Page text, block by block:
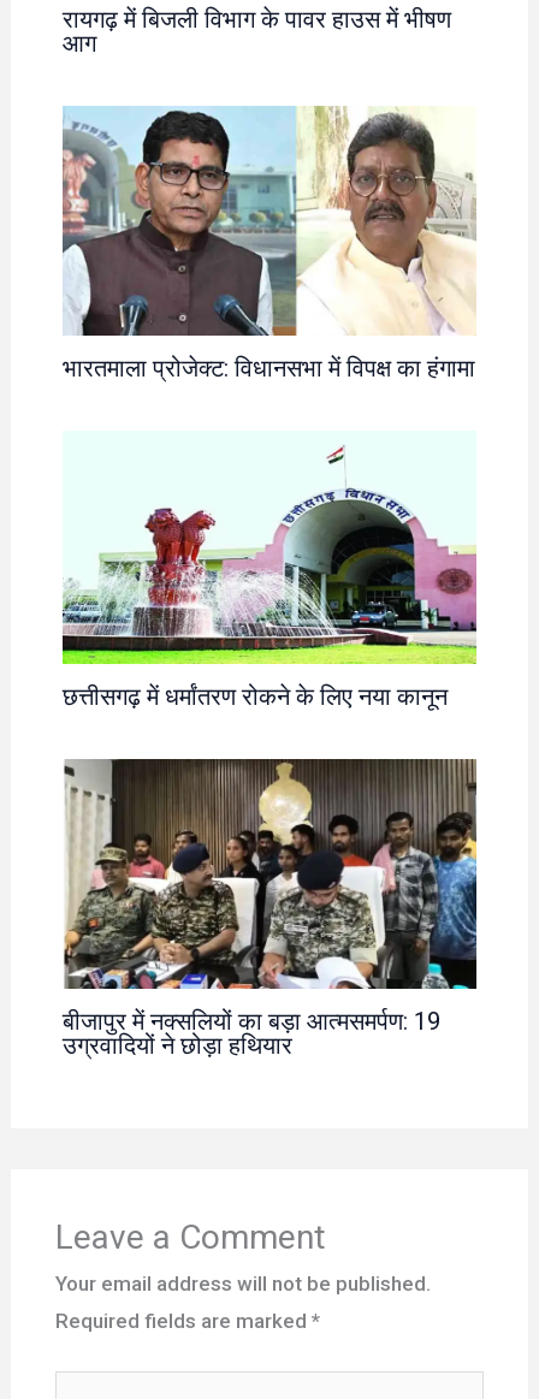
रायगढ़ में बिजली विभाग के पावर हाउस में भीषण
आग
भारतमाला प्रोजेक्ट: विधानसभा में विपक्ष का हंगामा
छत्तीसगढ़ में धर्मांतरण रोकने के लिए नया कानून
बीजापुर में नक्सलियों का बड़ा आत्मसमर्पण: 19
उग्रवादियों ने छोड़ा हथियार
Leave a Comment
Your email address will not be published.
Required fields are marked *